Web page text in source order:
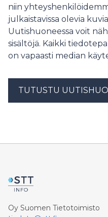
niin
julkaistavissa olevia
Uutishuoneessa voit
sisältöjä. Kaikki
on vapaasti median
TUTUSTU
Oy Suomen Tietotoimisto